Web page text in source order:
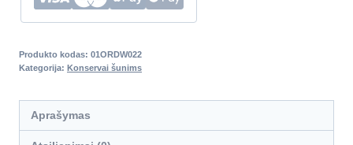
Produkto kodas: 01ORDW022
Kategorija: Konservai šunims
Aprašymas